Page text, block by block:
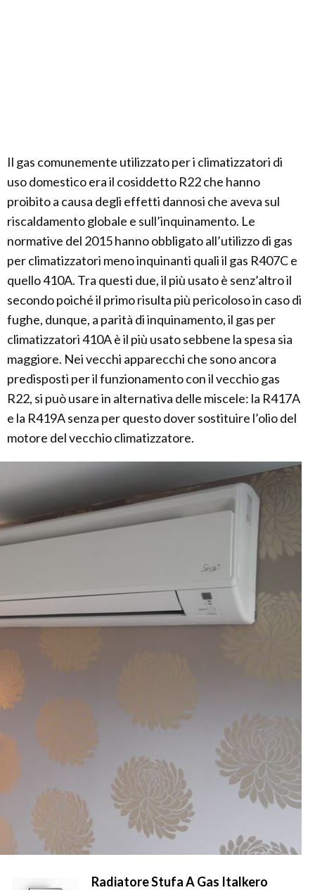
Il gas comunemente utilizzato per i climatizzatori di
uso domestico era il cosiddetto R22 che hanno
proibito a causa degli effetti dannosi che aveva sul
riscaldamento globale e sull’inquinamento. Le
normative del 2015 hanno obbligato all’utilizzo di gas
per climatizzatori meno inquinanti quali il gas R407C e
quello 410A. Tra questi due, il più usato è senz’altro il
secondo poiché il primo risulta più pericoloso in caso di
fughe, dunque, a parità di inquinamento, il gas per
climatizzatori 410A è il più usato sebbene la spesa sia
maggiore. Nei vecchi apparecchi che sono ancora
predisposti per il funzionamento con il vecchio gas
R22, si può usare in alternativa delle miscele: la R417A
e la R419A senza per questo dover sostituire l’olio del
motore del vecchio climatizzatore.
Radiatore Stufa A Gas Italkero